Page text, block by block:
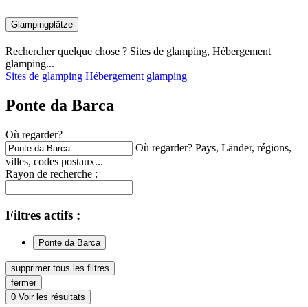
Glampingplätze
Rechercher quelque chose ? Sites de glamping, Hébergement
glamping...
Sites de glamping Hébergement glamping
Ponte da Barca
Où regarder?
Où regarder? Pays, Länder, régions,
villes, codes postaux...
Rayon de recherche :
Filtres actifs :
Ponte da Barca
supprimer tous les filtres
fermer
0 Voir les résultats